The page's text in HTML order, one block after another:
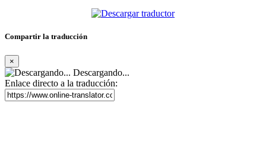
Compartir la traducción
×
Descargando...
Enlace directo a la traducción: